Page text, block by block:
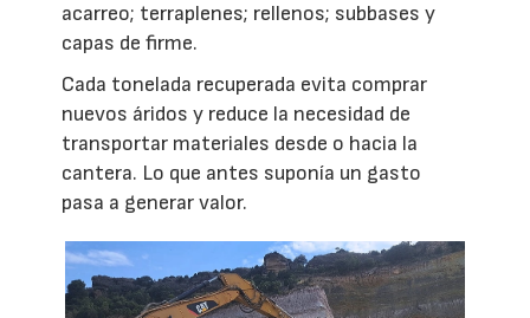
acarreo; terraplenes; rellenos; subbases y
capas de firme.
Cada tonelada recuperada evita comprar
nuevos áridos y reduce la necesidad de
transportar materiales desde o hacia la
cantera. Lo que antes suponía un gasto
pasa a generar valor.